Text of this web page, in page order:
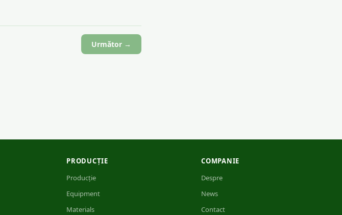
Următor →
PRODUCȚIE
Producție
Equipment
Materials
COMPANIE
Despre
News
Contact